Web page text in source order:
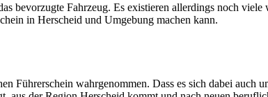
bevorzugte Fahrzeug. Es existieren allerdings noch viele
in Herscheid und Umgebung machen kann.
Führerschein wahrgenommen. Dass es sich dabei auch